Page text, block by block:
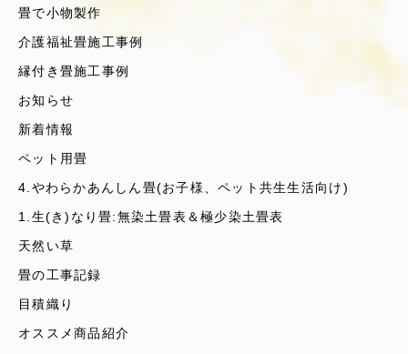
畳で小物製作
介護福祉畳施工事例
縁付き畳施工事例
お知らせ
新着情報
ペット用畳
4.やわらかあんしん畳(お子様、ペット共生生活向け)
1.生(き)なり畳:無染土畳表＆極少染土畳表
天然い草
畳の工事記録
目積織り
オススメ商品紹介